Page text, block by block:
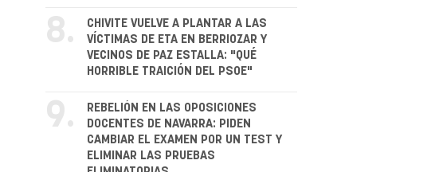
8.
CHIVITE VUELVE A PLANTAR A LAS
VÍCTIMAS DE ETA EN BERRIOZAR Y
VECINOS DE PAZ ESTALLA: "QUÉ
HORRIBLE TRAICIÓN DEL PSOE"
9.
REBELIÓN EN LAS OPOSICIONES
DOCENTES DE NAVARRA: PIDEN
CAMBIAR EL EXAMEN POR UN TEST Y
ELIMINAR LAS PRUEBAS